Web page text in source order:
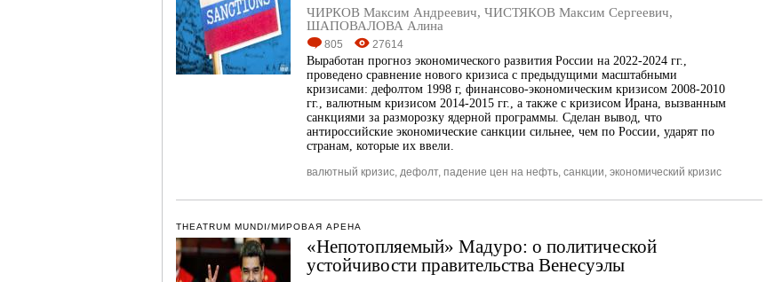
ЧИРКОВ Максим Андреевич, ЧИСТЯКОВ Максим Сергеевич,
ШАПОВАЛОВА Алина
805 27614
Выработан прогноз экономического развития России на 2022-2024 гг.,
проведено сравнение нового кризиса с предыдущими масштабными
кризисами: дефолтом 1998 г, финансово-экономическим кризисом 2008-2010
гг., валютным кризисом 2014-2015 гг., а также с кризисом Ирана, вызванным
санкциями за разморозку ядерной программы. Сделан вывод, что
антироссийские экономические санкции сильнее, чем по России, ударят по
странам, которые их ввели.
валютный кризис, дефолт, падение цен на нефть, санкции, экономический кризис
THEATRUM MUNDI/МИРОВАЯ АРЕНА
«Непотопляемый» Мадуро: о политической
устойчивости правительства Венесуэлы